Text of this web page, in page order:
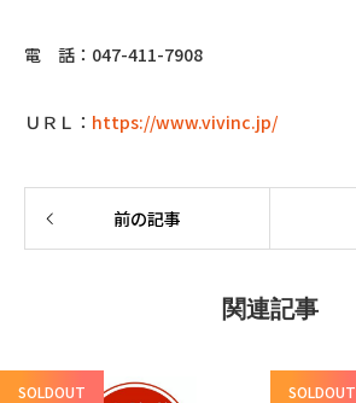
電 話：047-411-7908
ＵＲＬ： https://www.vivinc.jp/
前の記事
関連記事
SOLDOUT SOLDOUT